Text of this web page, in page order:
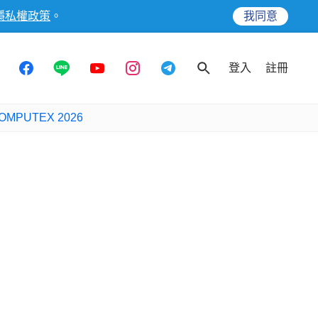
私權政策 。 我同意
登入 註冊
2026